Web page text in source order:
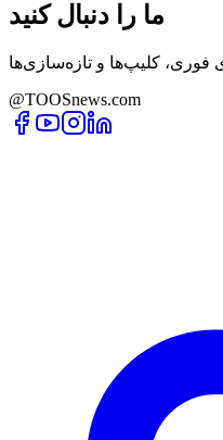
ما را دنبال کنید
@TOOSnews.com